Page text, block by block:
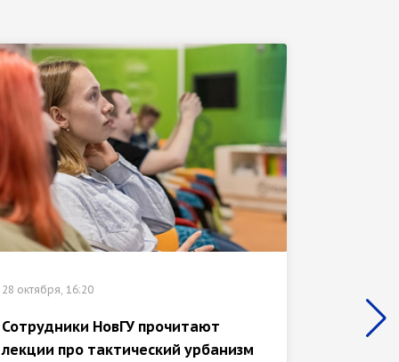
28 октября, 16:20
Сотрудники НовГУ прочитают
лекции про тактический урбанизм